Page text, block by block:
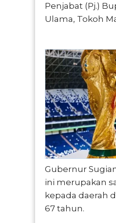
Penjabat (Pj.)
Ulama, Tokoh
Gubernur
ini merupakan
kepada daerah
67 tahun.